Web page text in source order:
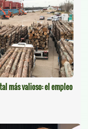
más valioso: el empleo